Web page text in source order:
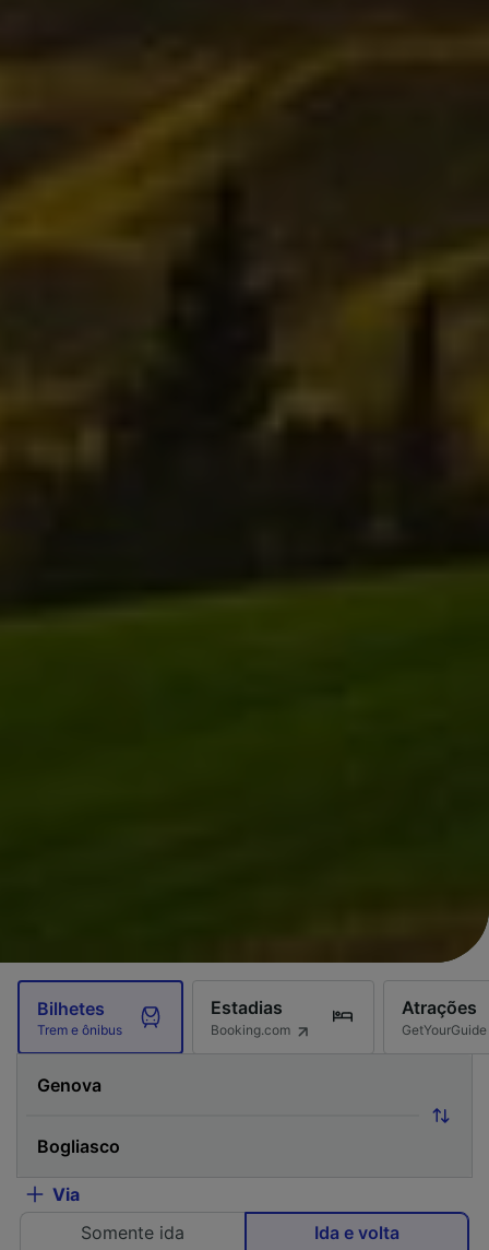
Bilhetes
Trem e ônibus
Estadias
Booking.com
Atrações
GetYourGuide
Via
Somente ida
Ida e volta